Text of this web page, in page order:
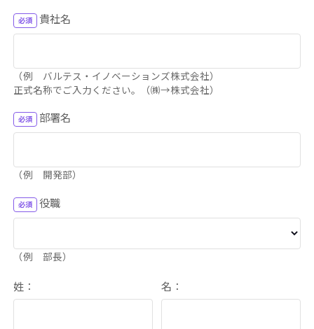
貴社名
（例 バルテス・イノベーションズ株式会社）
正式名称でご入力ください。（㈱→株式会社）
部署名
（例 開発部）
役職
（例 部長）
姓： 名：